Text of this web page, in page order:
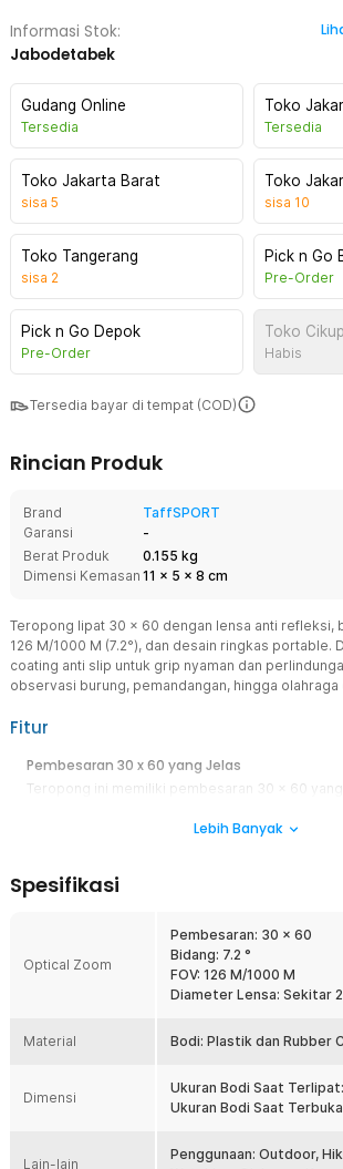
Informasi Stok:
Jabodetabek
Gudang Online
Tersedia
Toko
Tersedia
Toko Jakarta Barat
sisa 5
Toko
sisa 10
Toko Tangerang
sisa 2
Pick n Go
Pre-Order
Pick n Go Depok
Pre-Order
Toko
Habis
Tersedia bayar di tempat (COD)
Rincian Produk
Brand
TaffSPORT
Garansi
-
Berat Produk
0.155 kg
Dimensi Kemasan 11 x 5 x 8 cm
Teropong lipat 30 x 60 dengan lensa anti refleksi,
126 M/1000 M (7.2°), dan desain ringkas portable.
coating anti slip untuk grip nyaman dan
observasi burung, pemandangan, hingga olahraga
Fitur
Pembesaran 30 x 60 yang Jelas
Teropong ini memiliki pembesaran 30 x 60 yang
observasi burung, pemandangan alam, atau
Lensa Anti Refleksi
cahaya berlebih. Fitur ini membantu menjaga
saat digunakan di bawah sinar matahari.
nyaman tanpa silau yang mengganggu.
Bidang pandang yang luas memudahkan
yang lebih besar tanpa sering menggeser
pemain olahraga. Sudut pandang 7.2°
antara detail dan cakupan area.
Lebih Banyak
Spesifikasi
Optical Zoom
Pembesaran: 30 x 60
Bidang: 7.2 °
FOV: 126 M/1000 M
Diameter Lensa: Sekitar
Material Bodi: Plastik dan Rubber
Dimensi
Ukuran Bodi Saat
Ukuran Bodi Saat
Lain-lain
Penggunaan: Outdoor,